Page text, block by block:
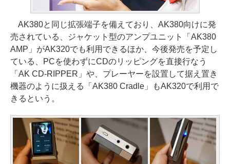
AK380と同じ拡張端子を備えており、AK380向けに発
売されている、ジャケット型のアンプユニット「AK380
AMP」がAK320でも利用できるほか、今後発売を予定し
ている、PCを使わずにCDのリッピングを直接行なう
「AK CD-RIPPER」や、プレーヤーを設置して据え置き
機器のように扱える「AK380 Cradle」もAK320で利用で
きるという。